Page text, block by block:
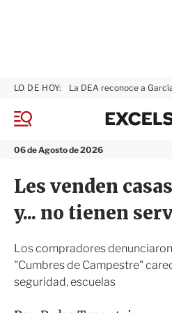
M
n
06 de Agosto de 2026
LO DE HOY: La DEA reconoce a
Les venden
y... no tienen
Los compradores
"Cumbres de Campestre"
seguridad, escuelas